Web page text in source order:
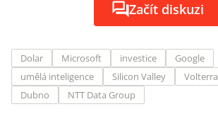
Začít diskuzi
Dolar Microsoft investice
Google
umělá inteligence
Silicon Valley Volterra
Dubno
NTT Data Group